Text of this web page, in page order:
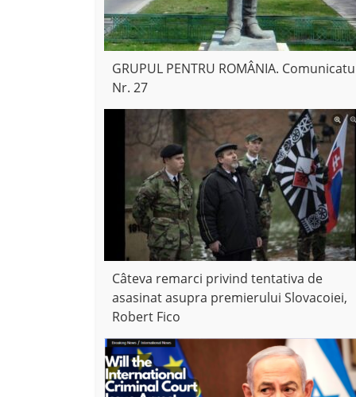
GRUPUL PENTRU ROMÂNIA.
Nr. 27
Câteva remarci privind tentativa de
asasinat asupra premierului Slovacoiei,
Robert Fico